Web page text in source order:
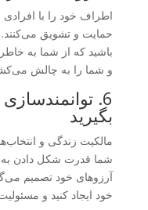
اطراف خود را با
حمایت و تشویق می‌کنند.
باشید که از شما به
و شما را به چالش
6.
بگیرید
مالکیت زندگی و
شما قدرت شکل دادن به
آرزوهای خود تصمیم
خود ایجاد کنید و